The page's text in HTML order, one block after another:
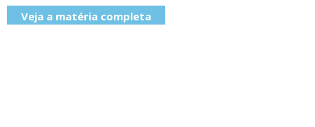
Veja a matéria completa